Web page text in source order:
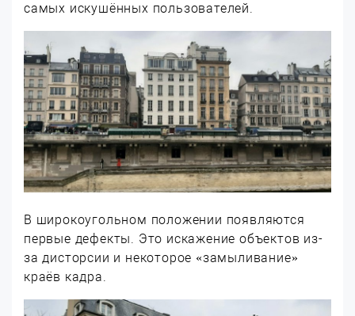
самых искушённых пользователей.
В широкоугольном положении появляются
первые дефекты. Это искажение объектов из-
за дисторсии и некоторое «замыливание»
краёв кадра.